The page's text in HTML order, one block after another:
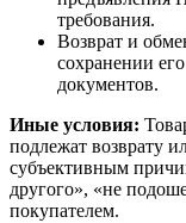
требования.
Возврат и
сохранении
документов.
Иные условия:
подлежат возврату
субъективным
другого», «не
покупателем.